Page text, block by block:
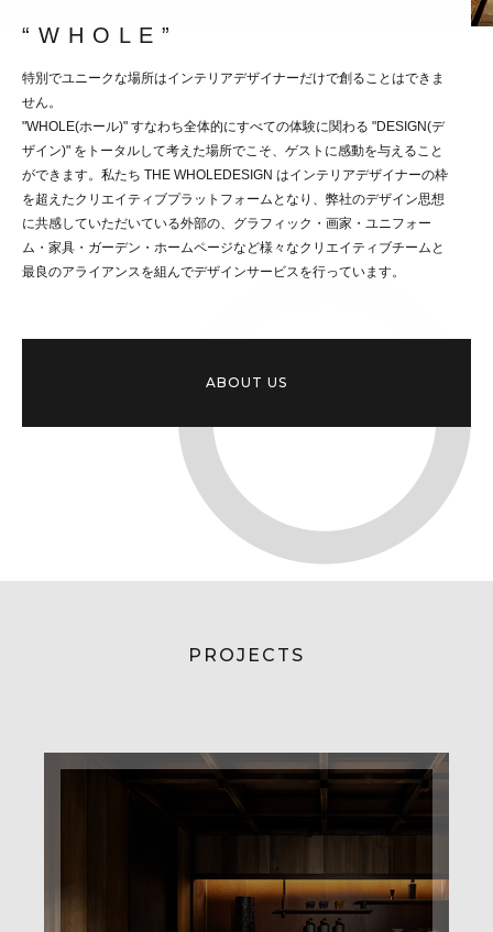
“ W H O L E ”
特別でユニークな場所はインテリアデザイナーだけで創ることはできま
せん。
"WHOLE(ホール)" すなわち全体的にすべての体験に関わる "DESIGN(デ
ザイン)" をトータルして考えた場所でこそ、ゲストに感動を与えること
ができます。私たち THE WHOLEDESIGN はインテリアデザイナーの枠
を超えたクリエイティブプラットフォームとなり、弊社のデザイン思想
に共感していただいている外部の、グラフィック・画家・ユニフォー
ム・家具・ガーデン・ホームページなど様々なクリエイティブチームと
最良のアライアンスを組んでデザインサービスを行っています。
ABOUT US
PROJECTS